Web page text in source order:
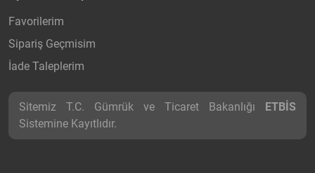
Favorilerim
Sipariş Geçmisim
İade Taleplerim
Sitemiz T.C. Gümrük ve Ticaret Bakanlığı ETBİS
Sistemine Kayıtlıdır.